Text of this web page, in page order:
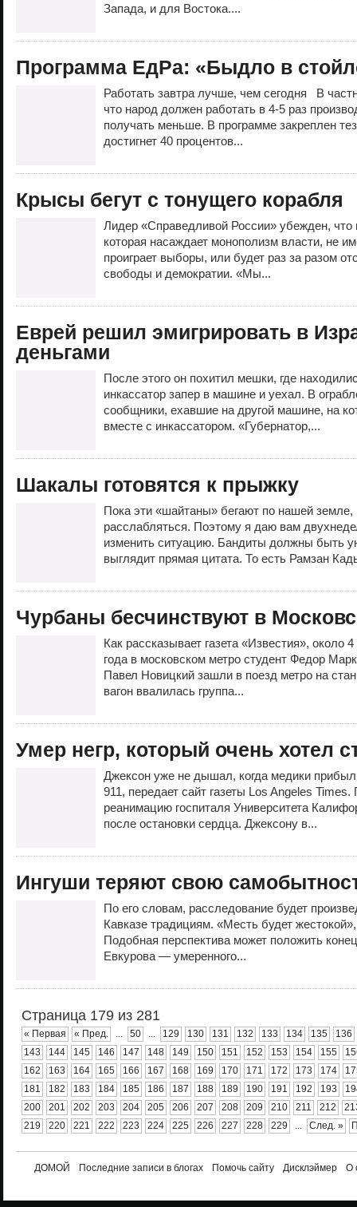
Запада, и для Востока....
Программа ЕдРа: «Быдло в
Работать завтра лучше, чем сегодня В
что народ должен работать в 4-5 раз
получать меньше. В программе закреплен
достигнет 40 процентов...
Крысы бегут с тонущего корабля
Лидер «Справедливой России» убежден, что
которая насаждает монополизм власти, не
проиграет выборы, или будет раз за разом
свободы и демократии. «Мы...
Еврей решил эмигрировать в
деньгами
После этого он похитил мешки, где
инкассатор запер в машине и уехал. В
сообщники, ехавшие на другой машине, на
вместе с инкассатором. «Губернатор,...
Шакалы готовятся к прыжку
Пока эти «шайтаны» бегают по нашей
расслабляться. Поэтому я даю вам
изменить ситуацию. Бандиты должны быть
выглядит прямая цитата. То есть Рамзан
Чурбаны бесчинствуют в
Как рассказывает газета «Известия», около
года в московском метро студент Федор
Павел Новицкий зашли в поезд метро на
вагон ввалилась группа...
Умер негр, который очень хотел
Джексон уже не дышал, когда медики
911, передает сайт газеты Los Angeles
реанимацию госпиталя Университета
после остановки сердца. Джексону в...
Ингуши теряют свою
По его словам, расследование будет
Кавказе традициям. «Месть будет
Подобная перспектива может положить
Евкурова — умеренного...
Страница 179 из 281
« Первая « Пред. ... 50 ... 129 130 131 132 133 134 135
136
143
144 145 146 147 148 149 150 151 152 153 154 155
162
163 164 165 166 167 168 169 170 171 172 173 174
181
182 183 184 185 186 187 188 189 190 191 192 193
200
201 202 203 204 205 206 207 208 209 210 211 212
219
220 221 222 223 224 225 226 227 228 229 ... След. »
ДОМОЙ Последние записи в блогах Помочь сайту Дисклэймер О